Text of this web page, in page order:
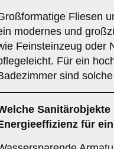
Fliesen
modernes und
Feinsteinzeug oder
Für ein
sind
Sanitärobjekte
für